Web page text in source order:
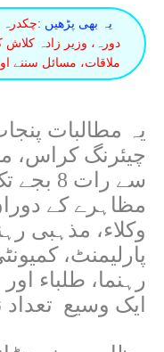
یہ بھی پڑھیں :
دورہ، وزیر زادہ
ملاقات، مسائل سننے
یہ مطالبات
سے رات
مظاہرے کے
وکلاء، مذہبی
پارلیمنٹ،
رہنما، طلباء
ایک وسیع